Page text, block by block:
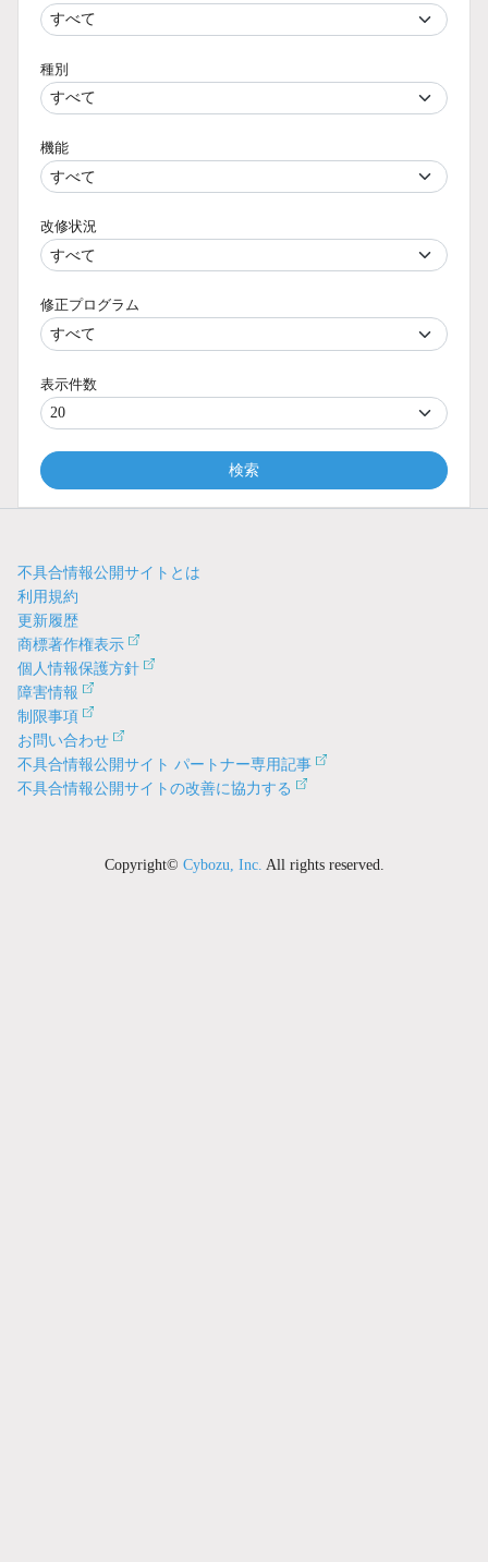
種別
機能
改修状況
修正プログラム
表示件数
検索
不具合情報公開サイトとは
利用規約
更新履歴
商標著作権表示
個人情報保護方針
障害情報
制限事項
お問い合わせ
不具合情報公開サイト パートナー専用記事
不具合情報公開サイトの改善に協力する
Copyright© Cybozu, Inc. All rights reserved.